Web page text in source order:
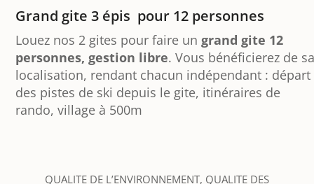
Grand gite 3 épis pour 12 personnes
Louez nos 2 gites pour faire ungrand gite 12
personnes, gestion libre. Vous bénéficierez de
localisation, rendant chacun indépendant : départ
des pistes de ski depuis le gite, itinéraires de
rando, village à 500m
QUALITE DE L’ENVIRONNEMENT, QUALITE DES